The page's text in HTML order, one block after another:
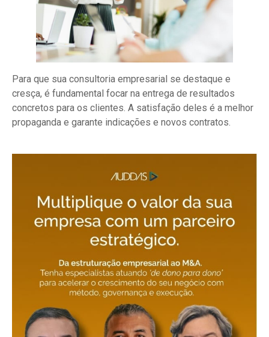
Para que sua consultoria empresarial se destaque e
cresça, é fundamental focar na entrega de resultados
concretos para os clientes. A satisfação deles é a melhor
propaganda e garante indicações e novos contratos.